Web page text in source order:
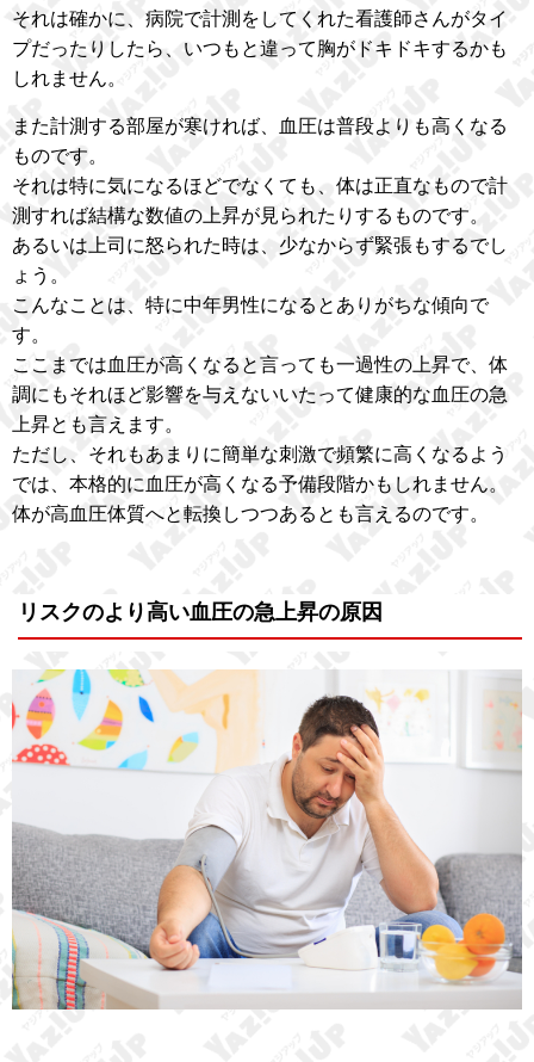
それは確かに、病院で計測をしてくれた看護師さんがタイ
プだったりしたら、いつもと違って胸がドキドキするかも
しれません。
また計測する部屋が寒ければ、血圧は普段よりも高くなる
ものです。
それは特に気になるほどでなくても、体は正直なもので計
測すれば結構な数値の上昇が見られたりするものです。
あるいは上司に怒られた時は、少なからず緊張もするでし
ょう。
こんなことは、特に中年男性になるとありがちな傾向で
す。
ここまでは血圧が高くなると言っても一過性の上昇で、体
調にもそれほど影響を与えないいたって健康的な血圧の急
上昇とも言えます。
ただし、それもあまりに簡単な刺激で頻繁に高くなるよう
では、本格的に血圧が高くなる予備段階かもしれません。
体が高血圧体質へと転換しつつあるとも言えるのです。
リスクのより高い血圧の急上昇の原因